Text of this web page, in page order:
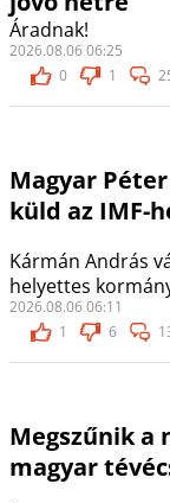
Áradnak!
2026.08.06 06:25
0
1
Magyar
küld az IMF-
Kármán András
helyettes
2026.08.06 06:11
1
6
Megszűnik a
magyar